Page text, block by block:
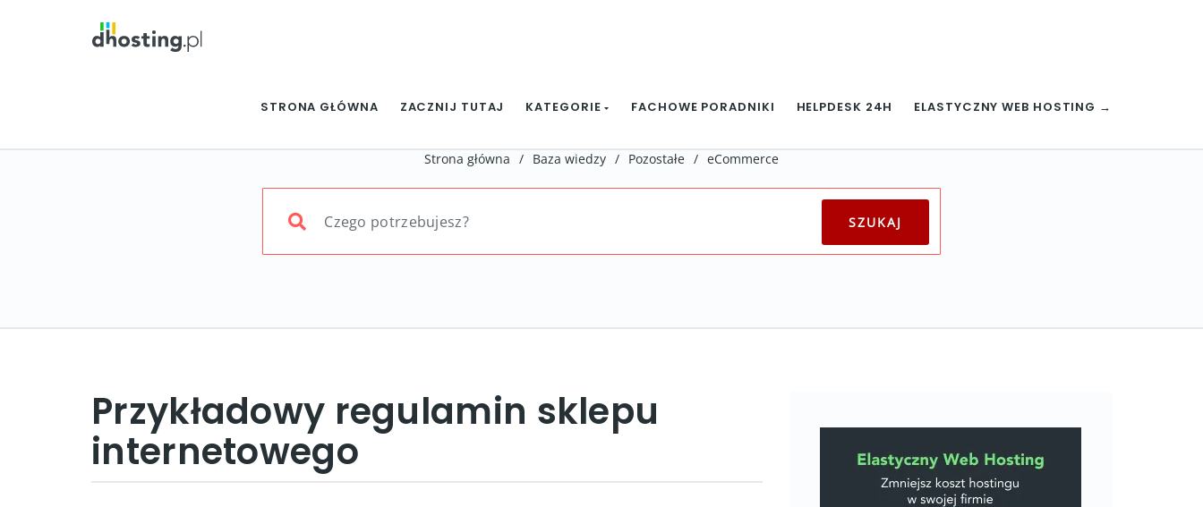
STRONA GŁÓWNA ZACZNIJ TUTAJ KATEGORIE FACHOWE PORADNIKI HELPDESK 24H ELASTYCZNY WEB HOSTING →
Strona główna / Baza wiedzy / Pozostałe / eCommerce
Przykładowy regulamin sklepu
internetowego